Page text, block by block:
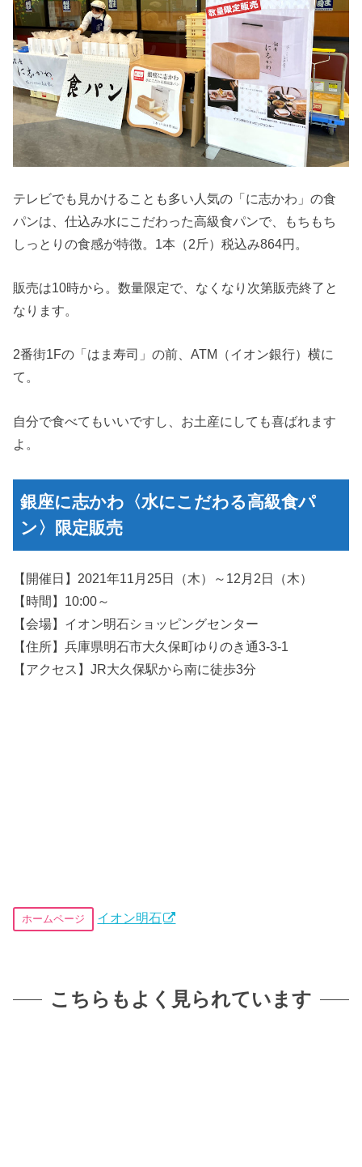
テレビでも見かけることも多い人気の「に志かわ」の食
パンは、仕込み水にこだわった高級食パンで、もちもち
しっとりの食感が特徴。1本（2斤）税込み864円。
販売は10時から。数量限定で、なくなり次第販売終了と
なります。
2番街1Fの「はま寿司」の前、ATM（イオン銀行）横に
て。
自分で食べてもいいですし、お土産にしても喜ばれます
よ。
銀座に志かわ〈水にこだわる高級食パ
ン〉限定販売
【開催日】2021年11月25日（木）～12月2日（木）
【時間】10:00～
【会場】イオン明石ショッピングセンター
【住所】兵庫県明石市大久保町ゆりのき通3-3-1
【アクセス】JR大久保駅から南に徒歩3分
ホームページ イオン明石
こちらもよく見られています